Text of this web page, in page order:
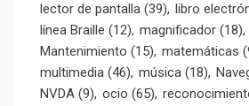
lector de pantalla (39) libro
línea Braille (12) magnificador (18)
Mantenimiento (15) matemáticas
multimedia (46) música (18)
NVDA (9) ocio (65)